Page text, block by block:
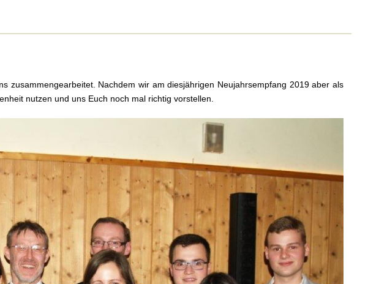
zusammengearbeitet. Nachdem wir am diesjährigen Neujahrsempfang 2019 aber als
nutzen und uns Euch noch mal richtig vorstellen.